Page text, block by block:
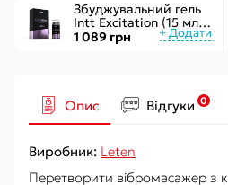
Збуджувальний гель
Intt Excitation (15 мл) з
екстрактом
женьшеню, з ефектом
1 089 грн
Опис Відгуки 0
Виробник: Leten
Перетворити вібромасажер з